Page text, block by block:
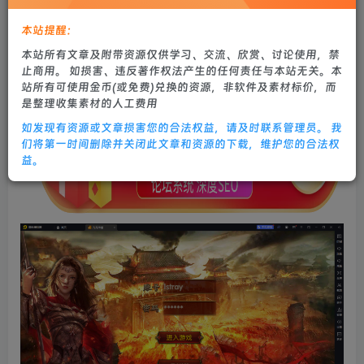
2年前更新
0 551 28
本站提醒：
本站所有文章及附带资源仅供学习、交流、欣赏、讨论使用，禁
止商用。 如损害、违反著作权法产生的任何责任与本站无关。本
站所有可使用金币(或免费)兑换的资源，非软件及素材标价，而
是整理收集素材的人工费用
如发现有资源或文章损害您的合法权益，请及时联系管理员。 我
们将第一时间删除并关闭此文章和资源的下载，维护您的合法权
益。